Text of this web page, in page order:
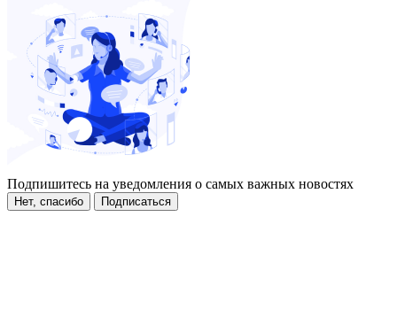
Подпишитесь на уведомления о самых важных новостях
Нет, спасибо Подписаться